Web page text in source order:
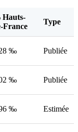
France
Type
‰ Publiée
‰ Publiée
‰ Estimée